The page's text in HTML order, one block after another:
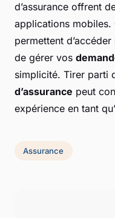
d’assurance offrent
applications
permettent
de gérer vos
simplicité. Tirer parti
d’assurance peut
expérience en tant
Assurance